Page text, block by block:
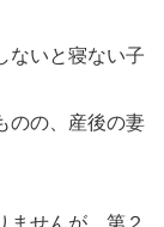
ないと寝ない子
のの、産後の妻
ませんが、第２